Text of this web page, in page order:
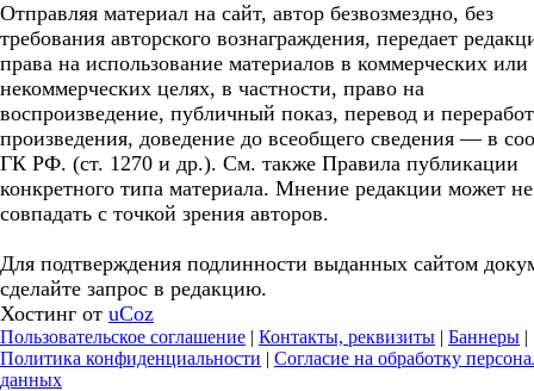
Отправляя материал на сайт, автор безвозмездно, без
требования авторского вознаграждения, передает
права на использование материалов в коммерческих или
некоммерческих целях, в частности, право на
воспроизведение, публичный показ, перевод и
произведения, доведение до всеобщего сведения — в
ГК РФ. (ст. 1270 и др.). См. также Правила публикации
конкретного типа материала. Мнение редакции может не
совпадать с точкой зрения авторов.
Для подтверждения подлинности выданных сайтом
сделайте запрос в редакцию.
Хостинг от uCoz
Пользовательское соглашение | Контакты, реквизиты | Баннеры |
Политика конфиденциальности | Согласие на обработку
данных